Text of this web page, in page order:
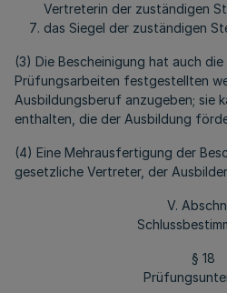
Vertreterin der zuständigen
das Siegel der zuständigen
(3) Die Bescheinigung hat auch die
Prüfungsarbeiten festgestellten
Ausbildungsberuf anzugeben; sie
enthalten, die der Ausbildung
(4) Eine Mehrausfertigung der
gesetzliche Vertreter, der
V.
§ 18